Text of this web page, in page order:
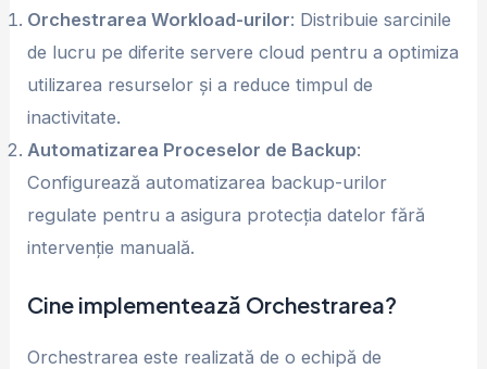
Orchestrarea Workload-urilor: Distribuie sarcinile
de lucru pe diferite servere cloud pentru a optimiza
utilizarea resurselor și a reduce timpul de
inactivitate.
Automatizarea Proceselor de Backup:
Configurează automatizarea backup-urilor
regulate pentru a asigura protecția datelor fără
intervenție manuală.
Cine implementează Orchestrarea?
Orchestrarea este realizată de o echipă de